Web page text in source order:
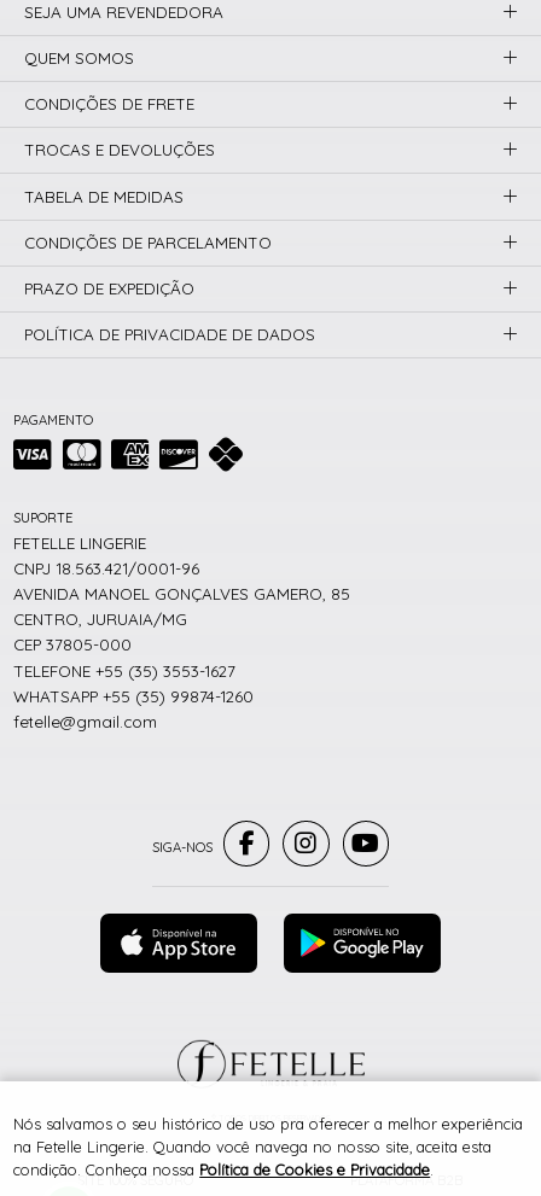
PAGAMENTO
SITE 100% SEGURO PLATAFORMA B2B
SUPORTE
FETELLE LINGERIE
CNPJ 18.563.421/0001-96
AVENIDA MANOEL GONÇALVES GAMERO, 85
CENTRO, JURUAIA/MG
CEP 37805-000
TELEFONE +55 (35) 3553-1627
WHATSAPP +55 (35) 99874-1260
fetelle@gmail.com
SEJA UMA REVENDEDORA
QUEM SOMOS
CONDIÇÕES DE FRETE
TROCAS E DEVOLUÇÕES
TABELA DE MEDIDAS
CONDIÇÕES DE PARCELAMENTO
PRAZO DE EXPEDIÇÃO
POLÍTICA DE PRIVACIDADE DE DADOS
® TODOS DIREITOS RESERVADOS
Nós salvamos o seu histórico de uso pra oferecer a melhor experiência
na Fetelle Lingerie. Quando você navega no nosso site, aceita esta
condição. Conheça nossa Política de Cookies e Privacidade